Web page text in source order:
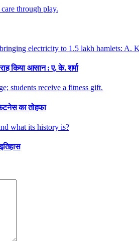
किया आसान : ए. के. शर्मा
का तोहफा